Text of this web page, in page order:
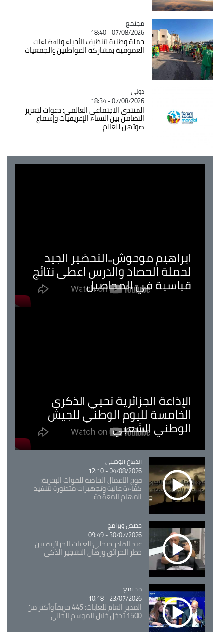
Catégorie
مجتمع
07/08/2026 - 18:40
حملة وطنية لتنظيف الأحياء والفضاءات
العمومية بمشاركة المواطنين والجمعيات
Catégorie
دولي
07/08/2026 - 18:34
المنتدى الاجتماعي العالمي: دعوات لتعزيز
التضامن بين النساء الإفريقيات وإسماع
صوتهن للعالم
ابراهيم موحوش..التحضير الجيد
لحملة الحصاد والدرس اعطى نتائج
قياسية في المحاصيل
الإذاعة الجزائرية تحيي الذكرى
الخامسة لليوم الوطني للجيش
الوطني الشعبي
Catégorie
الدفاع الوطني
04/08/2026 - 12:10
فوج الأعمال الخاصة للقوات البحرية:
كفاءة عالية وتجهيزات متطورة لتنفيذ
المهام المعقدة
Catégorie
حصص وبرامج
30/07/2026 - 09:49
عبد القادر جيجلي:الغابات الجزائرية بين
خطر الحرائق ورهان التشجير الذكي
Catégorie
مجتمع
23/07/2026 - 10:18
المدير العام للغابات: 445 حريقاً وأكثر من
1500 تدخل خلال الموسم الحالي